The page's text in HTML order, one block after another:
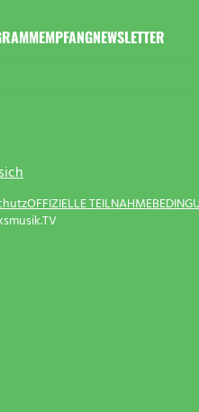
EMPFANGNEWSLETTER
OFFIZIELLE